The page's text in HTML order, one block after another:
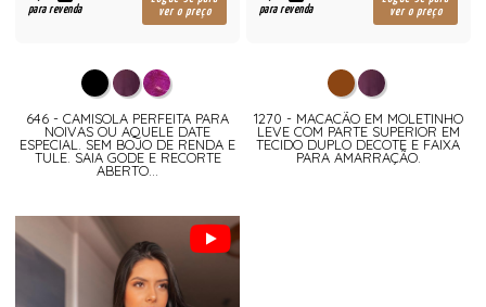
para revenda
ver o preço
646 - CAMISOLA PERFEITA PARA
NOIVAS OU AQUELE DATE
ESPECIAL. SEM BOJO DE RENDA E
TULE. SAIA GODE E RECORTE
ABERTO...
para revenda
ver o preço
1270 - MACACÃO EM MOLETINHO
LEVE COM PARTE SUPERIOR EM
TECIDO DUPLO DECOTE E FAIXA
PARA AMARRAÇÃO.